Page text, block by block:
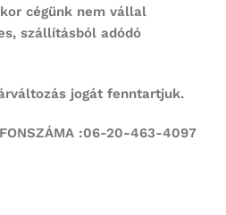
cégünk nem vállal
szállításból adódó
jogát fenntartjuk.
:06-20-463-4097